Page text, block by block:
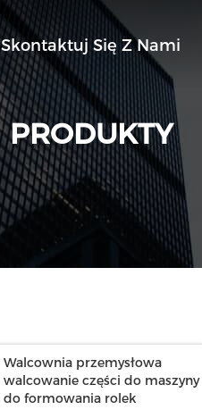
Skontaktuj Się Z Nami
PRODUKTY
Walcownia przemysłowa
walcowanie części do maszyny
do formowania rolek